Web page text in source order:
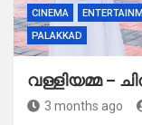
CINEMA
PALAKKAD
വള്ളിയമ്മ –
3 months ago